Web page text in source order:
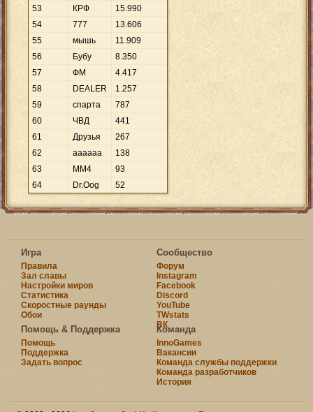
53
КРФ 15.990
54
777 13.606
55
мышь 11.909
56
Бубу 8.350
57
ФМ 4.417
58
DEALER 1.257
59
спарта
787
60
ЧВД
441
61
Друзья
267
62
аааааа
138
63
MM4
93
64
Dr.Oog 52
Игра
Правила
Зал славы
Настройки миров
Статистика
Скоростные раунды
Обои
Сообщество
Форум
Instagram
Facebook
Discord
YouTube
TWstats
ВК
Помощь & Поддержка
Помощь
Поддержка
Задать вопрос
Команда
InnoGames
Вакансии
Команда службы поддержки
Команда разработчиков
История